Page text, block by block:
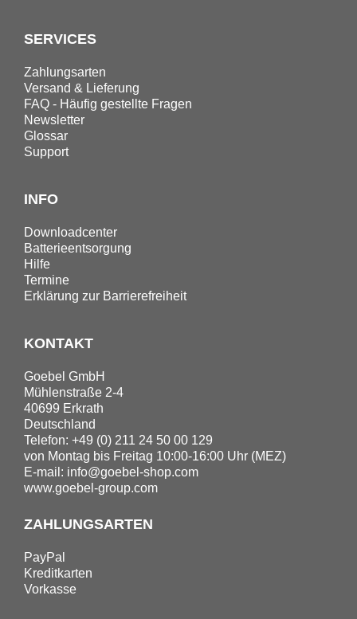
SERVICES
Zahlungsarten
Versand & Lieferung
FAQ - Häufig gestellte Fragen
Newsletter
Glossar
Support
INFO
Downloadcenter
Batterieentsorgung
Hilfe
Termine
Erklärung zur Barrierefreiheit
KONTAKT
Goebel GmbH
Mühlenstraße 2-4
40699 Erkrath
Deutschland
Telefon: +49 (0) 211 24 50 00 129
von Montag bis Freitag 10:00-16:00 Uhr (MEZ)
E-mail: info@goebel-shop.com
www.goebel-group.com
ZAHLUNGSARTEN
PayPal
Kreditkarten
Vorkasse